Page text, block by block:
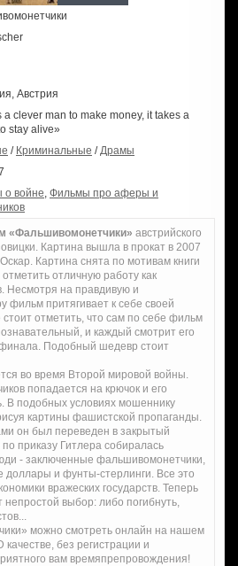
Австрия
a clever man to make money, it takes a
stay alive»
/ Криминальные /Драмы
о войне, Фильмы про аферы и
«Фальшивомонетчики» австрийского
Картина вышла в прокат в 2007
Картина снята по мотивам книги
отличную работу как
Несмотря на правдивую и
притягивает к себе своей
стоит отметить, что сам по себе фильм
и каждый смотрит его
Подобный шедевр стоит
во время Второй мировой войны.
попадается на крючок и его
В подобных условиях мошеннику
картины фашистской пропаганды.
он был переведен в закрытый
по приказу Гитлера собиралась
- заключенные фальшивомонетчики,
доллары и фунты-стерлинги. Все это
вражеских государств. Теперь
выбор: либо погибнуть,
можно смотреть онлайн на нашем
без регистрации и
вам времяпрепровождения!